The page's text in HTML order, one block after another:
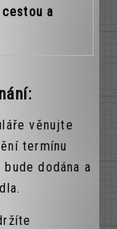
a
věnujte
termínu
bude dodána a